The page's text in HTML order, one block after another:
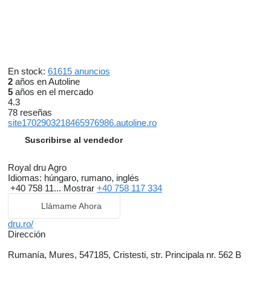
En stock: 61615 anuncios
2 años en Autoline
5 años en el mercado
4.3
78 reseñas
site1702903218465976986.autoline.ro
Suscribirse al vendedor
Royal dru Agro
Idiomas: húngaro, rumano, inglés
+40 758 11... Mostrar +40 758 117 334
Llámame Ahora
dru.ro/
Dirección
Rumanía, Mures, 547185, Cristesti, str. Principala nr. 562 B